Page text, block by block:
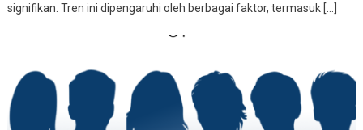
signifikan. Tren ini dipengaruhi oleh berbagai faktor, termasuk […]